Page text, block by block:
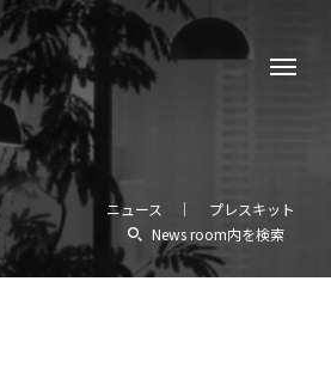
ニュース
プレスキット
News room内を検索